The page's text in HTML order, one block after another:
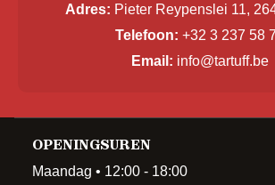
Adres: Pieter Reypenslei 11,
Telefoon: +32 3 237 58
Email: info@tartuff.be
OPENINGSUREN
Maandag • 12:00 - 18:00